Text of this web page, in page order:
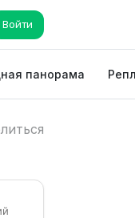
Войти
панорама